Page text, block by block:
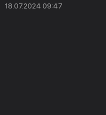
18.07.2024 09:47